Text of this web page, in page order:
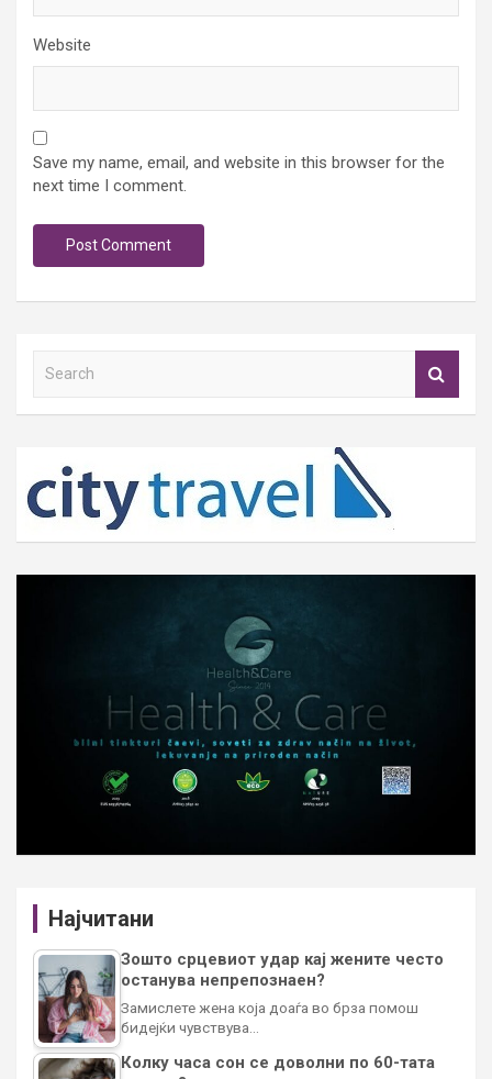
Website
Save my name, email, and website in this browser for the
next time I comment.
h
Најчитани
Зошто срцевиот удар кај жените често
останува непрепознаен?
Замислете жена која доаѓа во брза помош
бидејќи чувствува…
Колку часа сон се доволни по 60-тата